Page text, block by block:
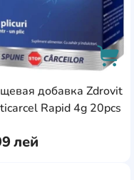
добавка Zdrovit
Rapid 4g 20pcs
лей